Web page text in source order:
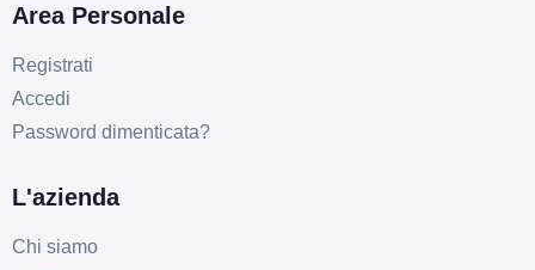
Area Personale
Registrati
Accedi
Password dimenticata?
L'azienda
Chi siamo